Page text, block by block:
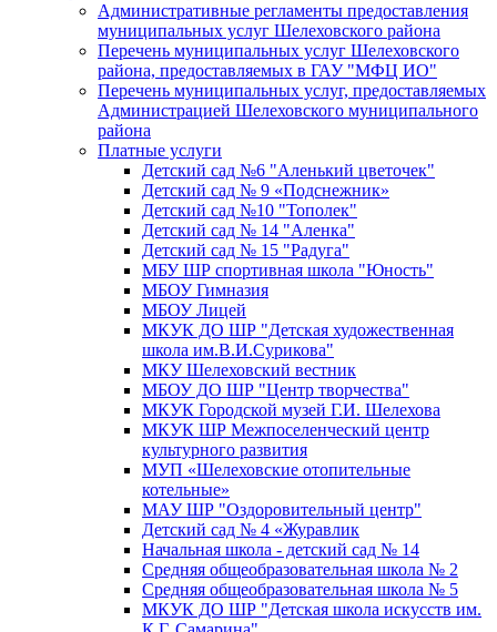
Административные регламенты предоставления
муниципальных услуг Шелеховского района
Перечень муниципальных услуг Шелеховского
района, предоставляемых в ГАУ "МФЦ ИО"
Перечень муниципальных услуг, предоставляемых
Администрацией Шелеховского муниципального
района
Платные услуги
Детский сад №6 "Аленький цветочек"
Детский сад № 9 «Подснежник»
Детский сад №10 "Тополек"
Детский сад № 14 "Аленка"
Детский сад № 15 "Радуга"
МБУ ШР спортивная школа "Юность"
МБОУ Гимназия
МБОУ Лицей
МКУК ДО ШР "Детская художественная
школа им.В.И.Сурикова"
МКУ Шелеховский вестник
МБОУ ДО ШР "Центр творчества"
МКУК Городской музей Г.И. Шелехова
МКУК ШР Межпоселенческий центр
культурного развития
МУП «Шелеховские отопительные
котельные»
МАУ ШР "Оздоровительный центр"
Детский сад № 4 «Журавлик
Начальная школа - детский сад № 14
Средняя общеобразовательная школа № 2
Средняя общеобразовательная школа № 5
МКУК ДО ШР "Детская школа искусств им.